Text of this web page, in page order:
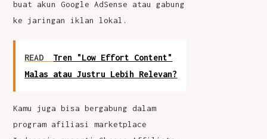
buat akun Google AdSense atau gabung
ke jaringan iklan lokal.
READ
Tren "Low Effort Content"
Malas atau Justru Lebih Relevan?
Kamu juga bisa bergabung dalam
program afiliasi marketplace